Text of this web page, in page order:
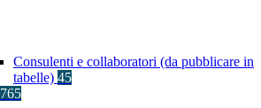
Consulenti e collaboratori (da pubblicare in
tabelle) 45
765